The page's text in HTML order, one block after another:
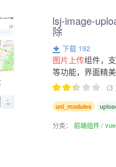
lsj-image-
除
下载 192
图片上传组件，
等功能，界面精
（
uni_modules
分类：前端组件